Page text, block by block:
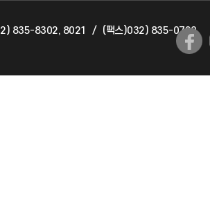
국제교류과
835-8302, 8021 / (팩스)032) 835-0720